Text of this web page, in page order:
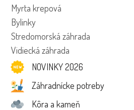
Myrta krepová
Bylinky
Stredomorská záhrada
Vidiecká záhrada
NOVINKY 2026
Záhradnícke potreby
Kôra a kameň